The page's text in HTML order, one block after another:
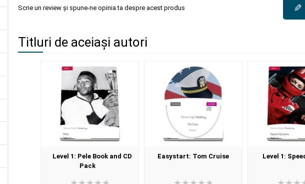
Scrie un review și spune-ne opinia ta despre acest produs ✎
Titluri de aceiași autori
Level 1: Pele Book and CD
Pack
Easystart: Tom Cruise Level 1: